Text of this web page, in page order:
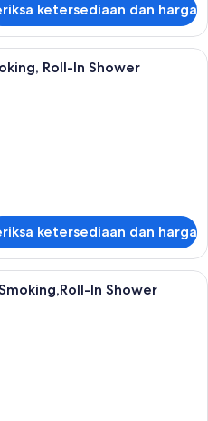
ketersediaan dan harga
Julius Deluxe, 1 King, Non-
Roll-In Shower
ketersediaan dan harga
Bantalan ekstra lembut, brankas,
In Shower